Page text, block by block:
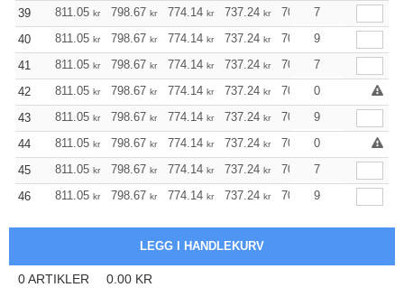
39 811.05 kr 798.67 kr 774.14 kr 737.24 kr 700.447
40
811.05 kr 798.67 kr 774.14 kr 737.24 kr 700.449
41
811.05 kr 798.67 kr 774.14 kr 737.24 kr 700.447
42
811.05 kr 798.67 kr 774.14 kr 737.24 kr 700.44 681.93 kr
0
43
811.05 kr 798.67 kr 774.14 kr 737.24 kr 700.449
44
811.05 kr 798.67 kr 774.14 kr 737.24 kr 700.44 681.93 kr
0
45
811.05 kr 798.67 kr 774.14 kr 737.24 kr 700.447
46
811.05 kr 798.67 kr 774.14 kr 737.24 kr 700.449
0ARTIKLER 0.00 KR